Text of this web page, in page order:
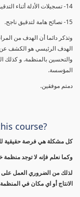
14- تسجيلات الأدلة أثناء التدقيق.
15- نصائح هامة لتدقيق ناجح.
وتذكر دائما أن الهدف من
الهدف الرئيسي هو الكشف عن
والتحسين بالمنظمة. و كذلك
المؤسسة.
دمتم موفقين.
course?
كل مشكلة هي فرصة حقيقية
وكما نعلم فإنه لا توجد
لذلك من الضروري العمل على
الانتاج أو اي مكان في